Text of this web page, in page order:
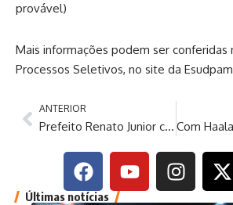
provável)
Mais informações podem ser conferidas
Processos Seletivos, no site da Esudpam
ANTERIOR
Prefeito Renato Junior chega com ‘Jaraqui da Gente’ no bairro Alvorada e ação soma mais de 60 toneladas de pescado distribuídas em quatro dias
Últimas notícias